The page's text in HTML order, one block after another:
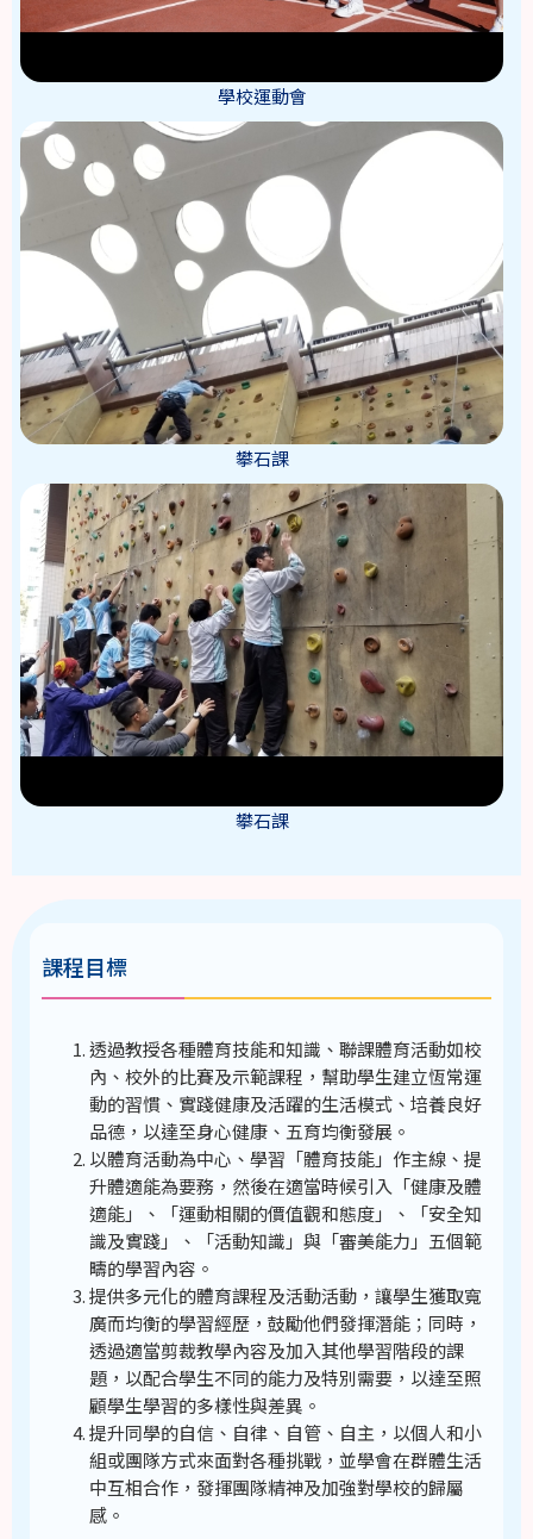
學校運動會
攀石課
攀石課
課程目標
透過教授各種體育技能和知識、聯課體育活動如校
內、校外的比賽及示範課程，幫助學生建立恆常運
動的習慣、實踐健康及活躍的生活模式、培養良好
品德，以達至身心健康、五育均衡發展。
以體育活動為中心、學習「體育技能」作主線、提
升體適能為要務，然後在適當時候引入「健康及體
適能」、「運動相關的價值觀和態度」、「安全知
識及實踐」、「活動知識」與「審美能力」五個範
疇的學習內容。
提供多元化的體育課程及活動活動，讓學生獲取寬
廣而均衡的學習經歷，鼓勵他們發揮潛能；同時，
透過適當剪裁教學內容及加入其他學習階段的課
題，以配合學生不同的能力及特別需要，以達至照
顧學生學習的多樣性與差異。
提升同學的自信、自律、自管、自主，以個人和小
組或團隊方式來面對各種挑戰，並學會在群體生活
中互相合作，發揮團隊精神及加強對學校的歸屬
感。